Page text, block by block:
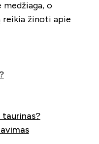
medžiaga, o
reikia žinoti apie
taurinas?